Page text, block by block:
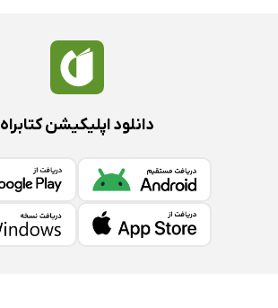
دانلود اپلیکیشن کتابراه